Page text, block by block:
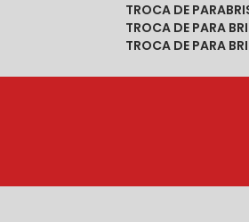
TROCA DE
TROCA DE PARA
TROCA DE PARA